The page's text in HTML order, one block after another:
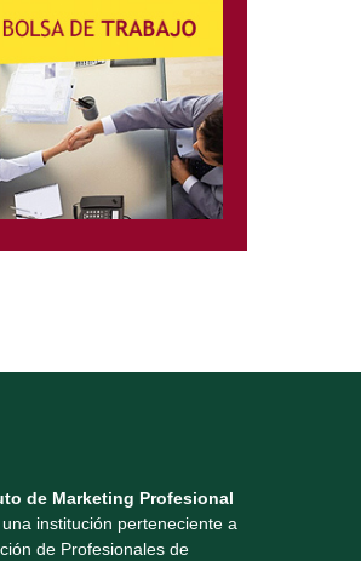
de Marketing Profesional
institución perteneciente a
de Profesionales de